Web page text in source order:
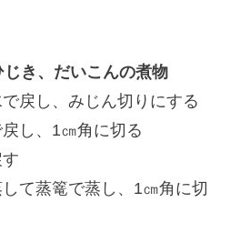
き、だいこんの煮物
戻し、みじん切りにする
し、1㎝角に切る
て蒸篭で蒸し、1㎝角に切